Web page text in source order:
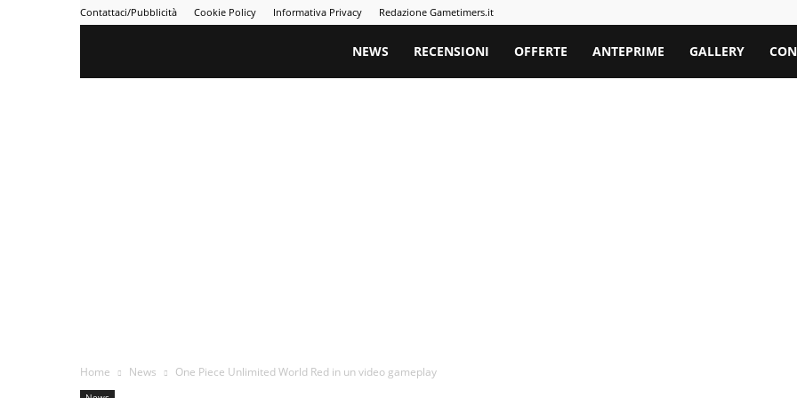
Contattaci/Pubblicità Cookie Policy Informativa Privacy Redazione Gametimers.it
Gametimers
NEWS RECENSIONI OFFERTE ANTEPRIME GALLERY
Home News One Piece Unlimited World Red in un video gameplay